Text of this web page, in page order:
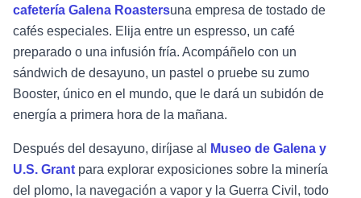
cafetería Galena Roastersuna empresa de tostado de
cafés especiales. Elija entre un espresso, un café
preparado o una infusión fría. Acompáñelo con un
sándwich de desayuno, un pastel o pruebe su zumo
Booster, único en el mundo, que le dará un subidón de
energía a primera hora de la mañana.
Después del desayuno, diríjase al
Museo de Galena y
U.S. Grant para explorar exposiciones sobre la minería
del plomo, la navegación a vapor y la Guerra Civil, todo